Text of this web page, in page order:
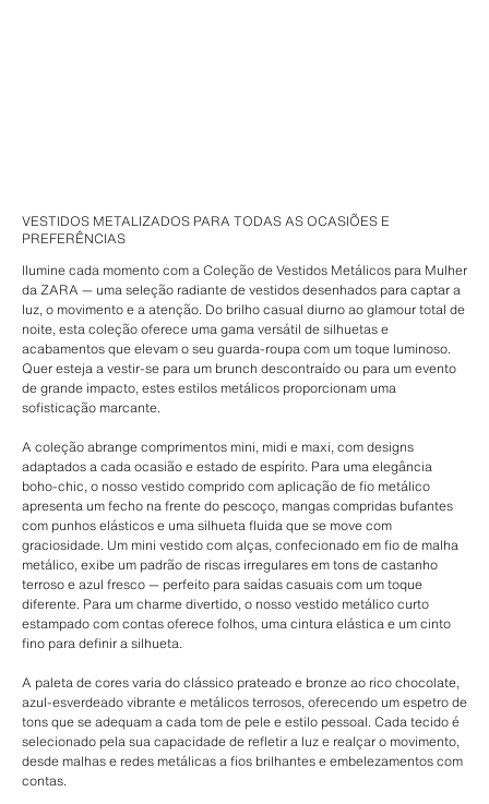
VESTIDOS METALIZADOS PARA TODAS AS OCASIÕES E
PREFERÊNCIAS
Ilumine cada momento com a Coleção de Vestidos Metálicos para Mulher
da ZARA — uma seleção radiante de vestidos desenhados para captar a
luz, o movimento e a atenção. Do brilho casual diurno ao glamour total de
noite, esta coleção oferece uma gama versátil de silhuetas e
acabamentos que elevam o seu guarda-roupa com um toque luminoso.
Quer esteja a vestir-se para um brunch descontraído ou para um evento
de grande impacto, estes estilos metálicos proporcionam uma
sofisticação marcante.
A coleção abrange comprimentos mini, midi e maxi, com designs
adaptados a cada ocasião e estado de espírito. Para uma elegância
boho-chic, o nosso vestido comprido com aplicação de fio metálico
apresenta um fecho na frente do pescoço, mangas compridas bufantes
com punhos elásticos e uma silhueta fluida que se move com
graciosidade. Um mini vestido com alças, confecionado em fio de malha
metálico, exibe um padrão de riscas irregulares em tons de castanho
terroso e azul fresco — perfeito para saídas casuais com um toque
diferente. Para um charme divertido, o nosso vestido metálico curto
estampado com contas oferece folhos, uma cintura elástica e um cinto
fino para definir a silhueta.
A paleta de cores varia do clássico prateado e bronze ao rico chocolate,
azul-esverdeado vibrante e metálicos terrosos, oferecendo um espetro de
tons que se adequam a cada tom de pele e estilo pessoal. Cada tecido é
selecionado pela sua capacidade de refletir a luz e realçar o movimento,
desde malhas e redes metálicas a fios brilhantes e embelezamentos com
contas.